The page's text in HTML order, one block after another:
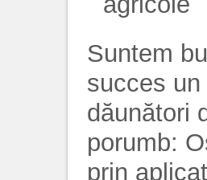
Suntem
succes
dăunători
porumb:
prin